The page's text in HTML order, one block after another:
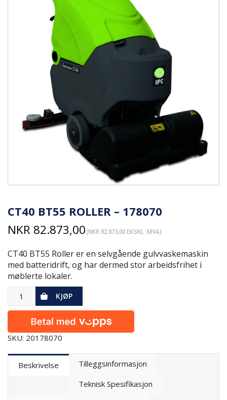
CT40 BT55 ROLLER – 178070
NKR 82.873,00 (NKR 82.873,00 EKSKL. MVA)
CT40 BT55 Roller er en selvgående gulvvaskemaskin
med batteridrift, og har dermed stor arbeidsfrihet i
møblerte lokaler.
KJØP
SKU: 20178070
Beskrivelse
Tilleggsinformasjon
Teknisk Spesifikasjon